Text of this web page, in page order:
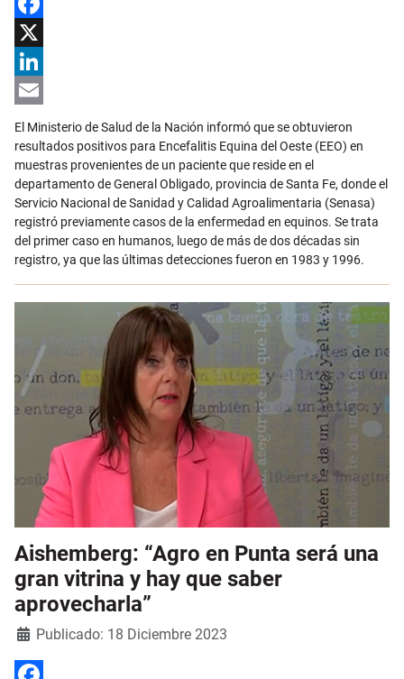
Facebook
X
LinkedIn
Email
El Ministerio de Salud de la Nación informó que se obtuvieron
resultados positivos para Encefalitis Equina del Oeste (EEO) en
muestras provenientes de un paciente que reside en el
departamento de General Obligado, provincia de Santa Fe, donde el
Servicio Nacional de Sanidad y Calidad Agroalimentaria (Senasa)
registró previamente casos de la enfermedad en equinos. Se trata
del primer caso en humanos, luego de más de dos décadas sin
registro, ya que las últimas detecciones fueron en 1983 y 1996.
Aishemberg: “Agro en Punta será una
gran vitrina y hay que saber
aprovecharla”
Detalles
Publicado: 18 Diciembre 2023